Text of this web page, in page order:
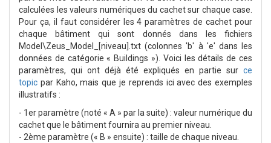
calculées les valeurs numériques du cachet sur chaque case.
Pour ça, il faut considérer les 4 paramètres de cachet pour
chaque bâtiment qui sont donnés dans les fichiers
Model\Zeus_Model_[niveau].txt (colonnes 'b' à 'e' dans les
données de catégorie « Buildings »). Voici les détails de ces
paramètres, qui ont déjà été expliqués en partie sur ce
topic par Kaho, mais que je reprends ici avec des exemples
illustratifs :
- 1er paramètre (noté « A » par la suite) : valeur numérique du
cachet que le bâtiment fournira au premier niveau.
- 2ème paramètre (« B » ensuite) : taille de chaque niveau.